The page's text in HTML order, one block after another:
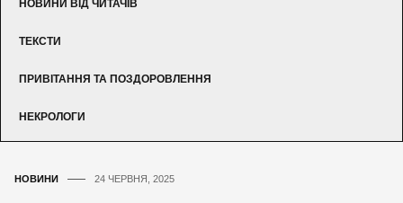
НОВИНИ ВІД ЧИТАЧІВ
ТЕКСТИ
ПРИВІТАННЯ ТА ПОЗДОРОВЛЕННЯ
НЕКРОЛОГИ
НОВИНИ 24 ЧЕРВНЯ, 2025